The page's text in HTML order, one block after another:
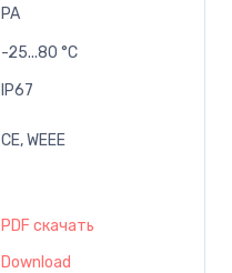
PA
-25...80 °C
IP67
CE, WEEE
PDF скачать
Download